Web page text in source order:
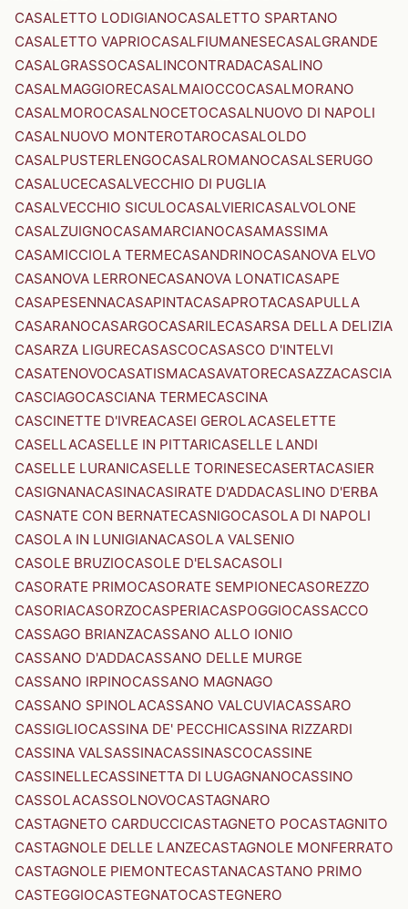
CASALETTO LODIGIANOCASALETTO SPARTANO
CASALETTO VAPRIOCASALFIUMANESECASALGRANDE
CASALGRASSOCASALINCONTRADACASALINO
CASALMAGGIORECASALMAIOCCOCASALMORANO
CASALMOROCASALNOCETOCASALNUOVO DI NAPOLI
CASALNUOVO MONTEROTAROCASALOLDO
CASALPUSTERLENGOCASALROMANOCASALSERUGO
CASALUCECASALVECCHIO DI PUGLIA
CASALVECCHIO SICULOCASALVIERICASALVOLONE
CASALZUIGNOCASAMARCIANOCASAMASSIMA
CASAMICCIOLA TERMECASANDRINOCASANOVA ELVO
CASANOVA LERRONECASANOVA LONATICASAPE
CASAPESENNACASAPINTACASAPROTACASAPULLA
CASARANOCASARGOCASARILECASARSA DELLA DELIZIA
CASARZA LIGURECASASCOCASASCO D'INTELVI
CASATENOVOCASATISMACASAVATORECASAZZACASCIA
CASCIAGOCASCIANA TERMECASCINA
CASCINETTE D'IVREACASEI GEROLACASELETTE
CASELLACASELLE IN PITTARICASELLE LANDI
CASELLE LURANICASELLE TORINESECASERTACASIER
CASIGNANACASINACASIRATE D'ADDACASLINO D'ERBA
CASNATE CON BERNATECASNIGOCASOLA DI NAPOLI
CASOLA IN LUNIGIANACASOLA VALSENIO
CASOLE BRUZIOCASOLE D'ELSACASOLI
CASORATE PRIMOCASORATE SEMPIONECASOREZZO
CASORIACASORZOCASPERIACASPOGGIOCASSACCO
CASSAGO BRIANZACASSANO ALLO IONIO
CASSANO D'ADDACASSANO DELLE MURGE
CASSANO IRPINOCASSANO MAGNAGO
CASSANO SPINOLACASSANO VALCUVIACASSARO
CASSIGLIOCASSINA DE' PECCHICASSINA RIZZARDI
CASSINA VALSASSINACASSINASCOCASSINE
CASSINELLECASSINETTA DI LUGAGNANOCASSINO
CASSOLACASSOLNOVOCASTAGNARO
CASTAGNETO CARDUCCICASTAGNETO POCASTAGNITO
CASTAGNOLE DELLE LANZECASTAGNOLE MONFERRATO
CASTAGNOLE PIEMONTECASTANACASTANO PRIMO
CASTEGGIOCASTEGNATOCASTEGNERO